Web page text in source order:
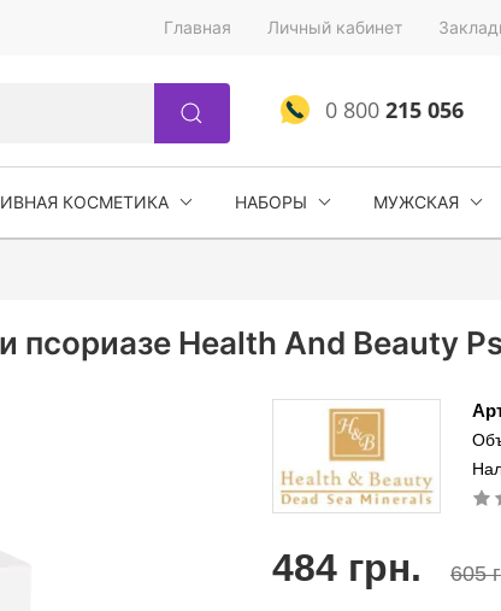
Главная Личный кабинет
0 800215 056
КОСМЕТИКА НАБОРЫ МУЖСКАЯ
Health And Beauty
484 грн. 605